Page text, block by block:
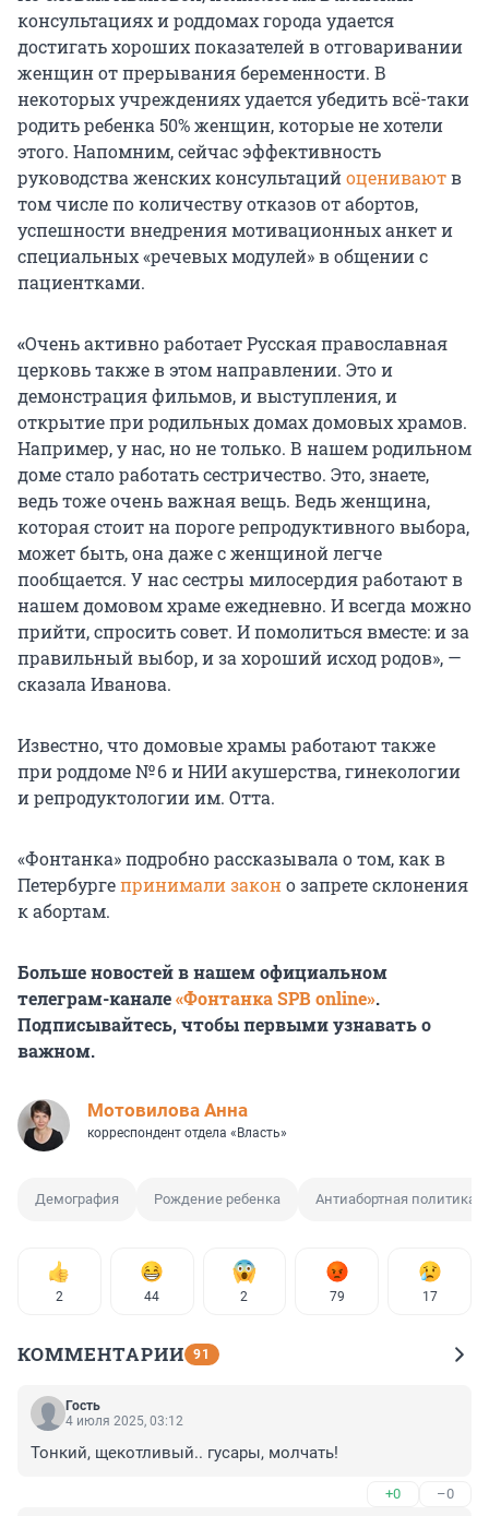
консультациях и роддомах города удается
достигать хороших показателей в отговаривании
женщин от прерывания беременности. В
некоторых учреждениях удается убедить всё-таки
родить ребенка 50% женщин, которые не хотели
этого. Напомним, сейчас эффективность
руководства женских консультацийоцениваютв
том числе по количеству отказов от абортов,
успешности внедрения мотивационных анкет и
специальных «речевых модулей» в общении с
пациентками.
«Очень активно работает Русская православная
церковь также в этом направлении. Это и
демонстрация фильмов, и выступления, и
открытие при родильных домах домовых храмов.
Например, у нас, но не только. В нашем родильном
доме стало работать сестричество. Это, знаете,
ведь тоже очень важная вещь. Ведь женщина,
которая стоит на пороге репродуктивного выбора,
может быть, она даже с женщиной легче
пообщается. У нас сестры милосердия работают в
нашем домовом храме ежедневно. И всегда можно
прийти, спросить совет. И помолиться вместе: и за
правильный выбор, и за хороший исход родов», —
сказала Иванова.
Известно, что домовые храмы работают также
при роддоме № 6 и НИИ акушерства, гинекологии
и репродуктологии им. Отта.
«Фонтанка» подробно рассказывала о том, как в
Петербургепринимали законо запрете склонения
к абортам.
Больше новостей в нашем официальном
телеграм-канале«Фонтанка SPB online».
Подписывайтесь, чтобы первыми узнавать о
важном.
Мотовилова Анна
корреспондент отдела «Власть»
Демография Рождение ребенка Антиабортная политика
2 44 2 79 17
КОММЕНТАРИИ 91
Гость
4 июля 2025, 03:12
Тонкий, щекотливый.. гусары, молчать!
+0 –0